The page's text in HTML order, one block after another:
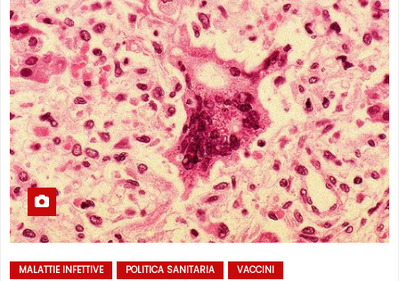
MALATTIE INFETTIVE POLITICA SANITARIA VACCINI